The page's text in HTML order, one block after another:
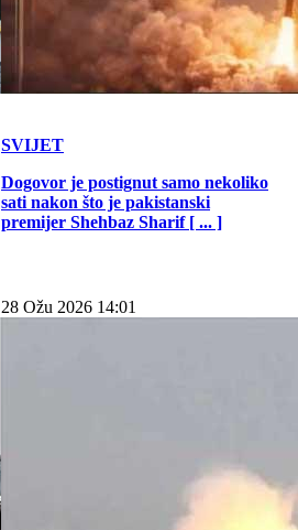
SVIJET
Dogovor je postignut samo nekoliko
sati nakon što je pakistanski
premijer Shehbaz Sharif [ ... ]
28 Ožu 2026 14:01